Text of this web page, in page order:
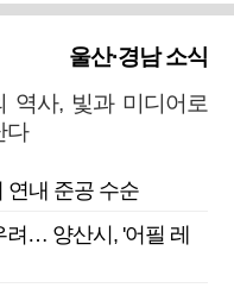
울산·경남 소식
역사, 빛과 미디어로
다
연내 준공 수순
… 양산시, '어필 레